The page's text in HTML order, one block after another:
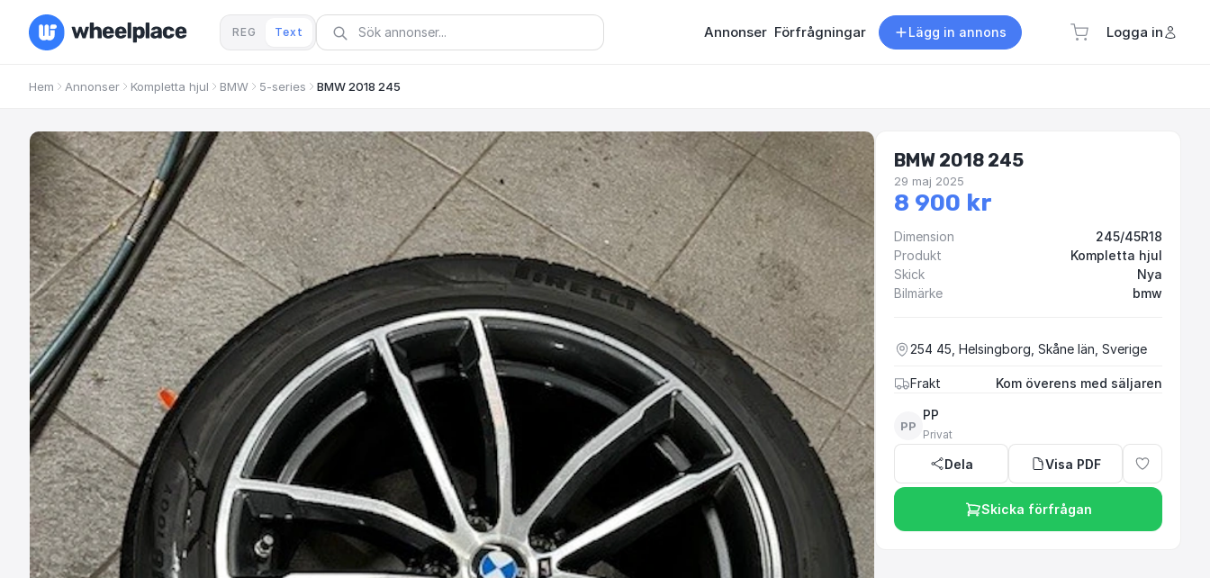
REG Text Annonser Förfrågningar Lägg in annons Logga in
Hem Annonser Kompletta hjul BMW 5-series BMW 2018 245
BMW 2018 245
29 maj 2025
8 900 kr
Dimension
245/45R18
Produkt
Kompletta hjul
Skick
Nya
Bilmärke
bmw
254 45, Helsingborg, Skåne län, Sverige
Frakt Kom överens med säljaren
PP
PP
Privat
Dela Visa PDF
Skicka förfrågan